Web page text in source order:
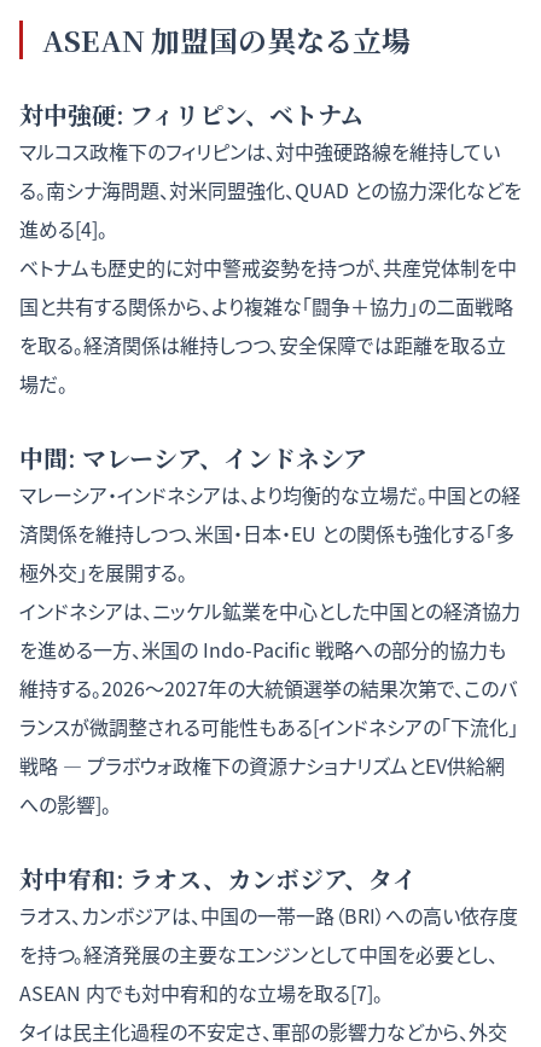
ASEAN 加盟国の異なる立場
対中強硬: フィリピン、ベトナム
マルコス政権下のフィリピンは、対中強硬路線を維持してい
る。南シナ海問題、対米同盟強化、QUAD との協力深化などを
進める[4]。
ベトナムも歴史的に対中警戒姿勢を持つが、共産党体制を中
国と共有する関係から、より複雑な「闘争＋協力」の二面戦略
を取る。経済関係は維持しつつ、安全保障では距離を取る立
場だ。
中間: マレーシア、インドネシア
マレーシア・インドネシアは、より均衡的な立場だ。中国との経
済関係を維持しつつ、米国・日本・EU との関係も強化する「多
極外交」を展開する。
インドネシアは、ニッケル鉱業を中心とした中国との経済協力
を進める一方、米国の Indo-Pacific 戦略への部分的協力も
維持する。2026〜2027年の大統領選挙の結果次第で、このバ
ランスが微調整される可能性もある[インドネシアの「下流化」
戦略 — プラボウォ政権下の資源ナショナリズムとEV供給網
への影響]。
対中宥和: ラオス、カンボジア、タイ
ラオス、カンボジアは、中国の一帯一路（BRI）への高い依存度
を持つ。経済発展の主要なエンジンとして中国を必要とし、
ASEAN 内でも対中宥和的な立場を取る[7]。
タイは民主化過程の不安定さ、軍部の影響力などから、外交